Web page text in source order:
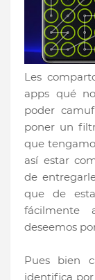
Les
apps qué
poder
poner un
que
así estar
de
que de
fácilmente
deseemos
Pues bien
identifica